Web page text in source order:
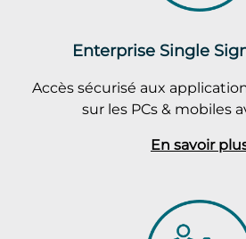
Enterprise Single
Accès sécurisé aux
sur les PCs & mobiles
En savoir